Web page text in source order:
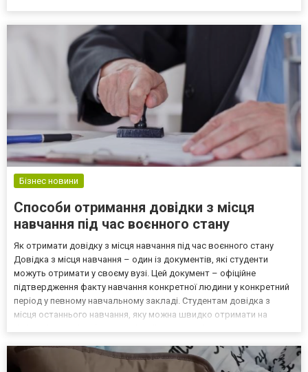
Бізнес новини
Способи отримання довідки з місця
навчання під час воєнного стану
Як отримати довідку з місця навчання під час воєнного стану
Довідка з місця навчання – один із документів, які студенти
можуть отримати у своєму вузі. Цей документ – офіційне
підтвердження факту навчання конкретної людини у конкретний
період у певному навчальному закладі. Студентам довідка з
місця останнього навчання, яку можна швидко отримати на